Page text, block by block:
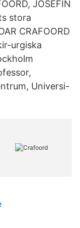
JOSEFIN
stora
CRAFOORD
urgiska
Universi-